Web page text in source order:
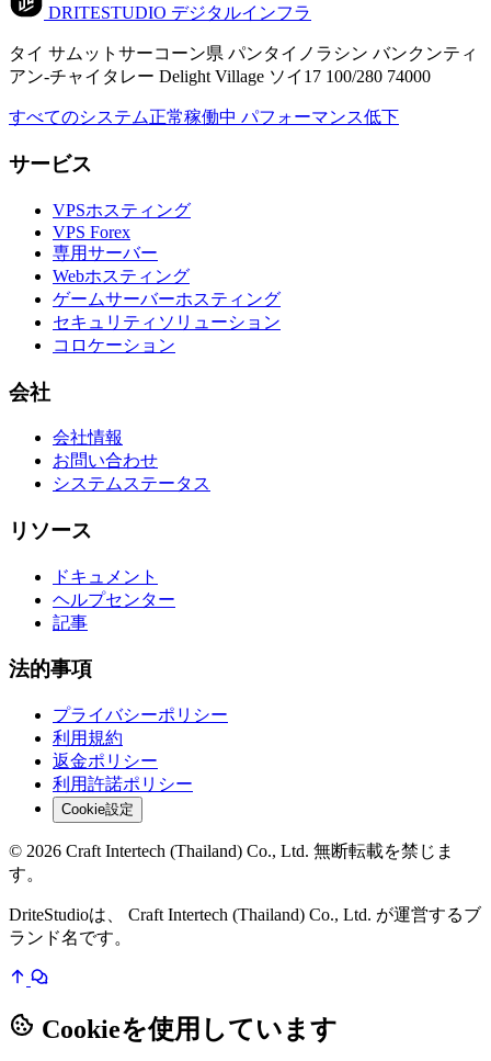
DRITESTUDIO デジタルインフラ
タイ サムットサーコーン県 パンタイノラシン バンクンティ
アン-チャイタレー Delight Village ソイ17 100/280 74000
すべてのシステム正常稼働中 パフォーマンス低下
サービス
VPSホスティング
VPS Forex
専用サーバー
Webホスティング
ゲームサーバーホスティング
セキュリティソリューション
コロケーション
会社
会社情報
お問い合わせ
システムステータス
リソース
ドキュメント
ヘルプセンター
記事
法的事項
プライバシーポリシー
利用規約
返金ポリシー
利用許諾ポリシー
Cookie設定
© 2026 Craft Intertech (Thailand) Co., Ltd. 無断転載を禁じま
す。
DriteStudioは、 Craft Intertech (Thailand) Co., Ltd. が運営するブ
ランド名です。
Cookieを使用しています